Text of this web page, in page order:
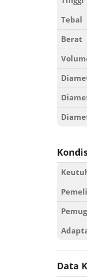
Tebal
Berat
Data